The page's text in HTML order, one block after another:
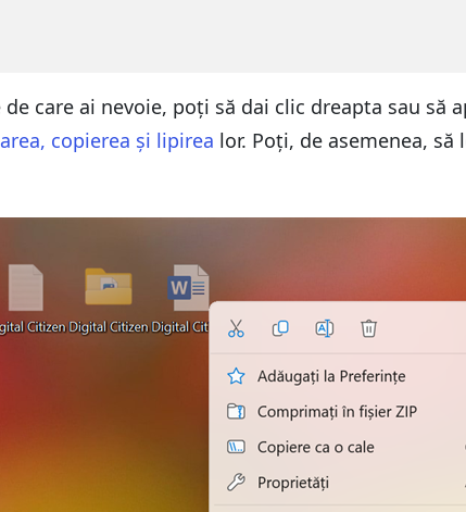
care ai nevoie, poți să dai clic dreapta sau
copierea și lipirea lor. Poți, de asemenea,